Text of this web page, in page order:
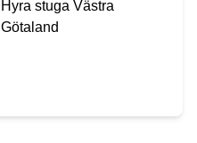
Hyra stuga Västra
Götaland